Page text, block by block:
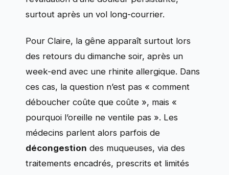
surtout après un vol long-courrier.
Pour Claire, la gêne apparaît surtout lors
des retours du dimanche soir, après un
week-end avec une rhinite allergique. Dans
ces cas, la question n’est pas « comment
déboucher coûte que coûte », mais «
pourquoi l’oreille ne ventile pas ». Les
médecins parlent alors parfois de
décongestion des muqueuses, via des
traitements encadrés, prescrits et limités